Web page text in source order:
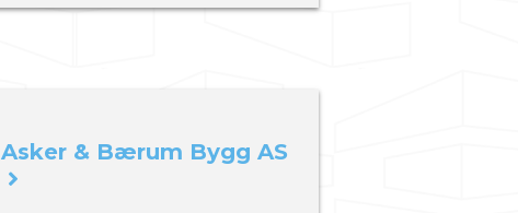
Asker & Bærum Bygg AS